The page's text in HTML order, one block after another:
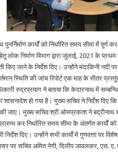
कार्यों को निर्धारित समय सीमा में पूर्ण
लोक निर्माण विभाग द्वारा जुलाई, 2021 के
जाने के निर्देश दिए। उन्होंने मंदाकिनी नदी पर
स्थिति की जांच रिपोर्ट एक माह के भीतर
रुद्रप्रयाग ने बताया कि केदारनाथ में
शासनादेश हो गया है। मुख्य सचिव ने निर्देश दिए
की जाए। मुख्य सचिव श्री ओमप्रकाश ने बद्रीनाथ
कर निर्धारित समय सीमा के अंतर्गत कार्यों
दिए। उन्होंने सभी कार्यों में गुणवत्ता पर
पर सचिव अमित नेगी, दिलीप जावलकर, एस.